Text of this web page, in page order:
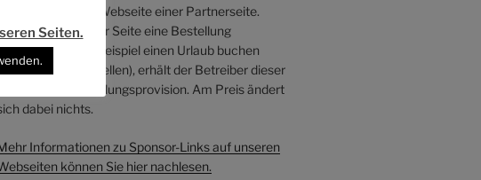
Sie führen auf die Webseite einer Partnerseite.
Sie auf dieser Seite eine Bestellung
(zum Beispiel einen Urlaub buchen
ein Buch bestellen), erhält der Betreiber dieser
Seiten eine Vermittlungsprovision. Am Preis ändert
dabei nichts.
Informationen zu Sponsor-Links auf unseren
können Sie hier nachlesen.
Seiten.